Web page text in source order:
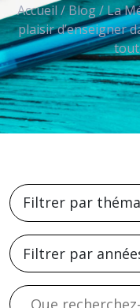
Accueil/Blog/La
plaisir d’enseigner
Filtrer par
Filtrer par